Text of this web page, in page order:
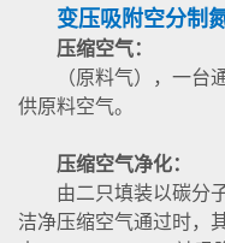
变压吸附空分制
压缩空气：
（原料气），一台
供原料空气。
压缩空气净化：
由二只填装以碳分
洁净压缩空气通过时，